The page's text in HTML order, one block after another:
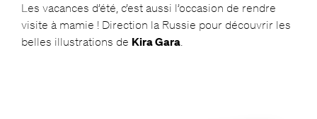
Les vacances d’été, c’est aussi l’occasion de rendre
visite à mamie ! Direction la Russie pour découvrir les
belles illustrations de Kira Gara.